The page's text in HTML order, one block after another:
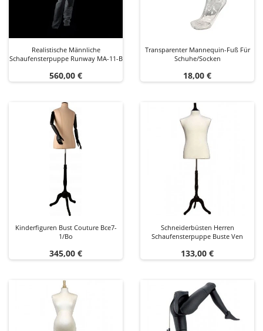
Realistische Männliche
Schaufensterpuppe Runway MA-11-B
Preis
560,00 €
Transparenter Mannequin-Fuß Für
Schuhe/Socken
Preis
18,00 €
Kinderfiguren Bust Couture Bce7-
1/bo
Preis
345,00 €
Schneiderbüsten Herren
Schaufensterpuppe Buste Ven
Preis
133,00 €